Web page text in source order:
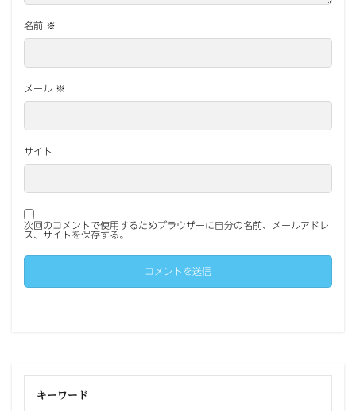
名前 ※
メール ※
サイト
次回のコメントで使用するためブラウザーに自分の名前、メールアドレ
ス、サイトを保存する。
キーワード